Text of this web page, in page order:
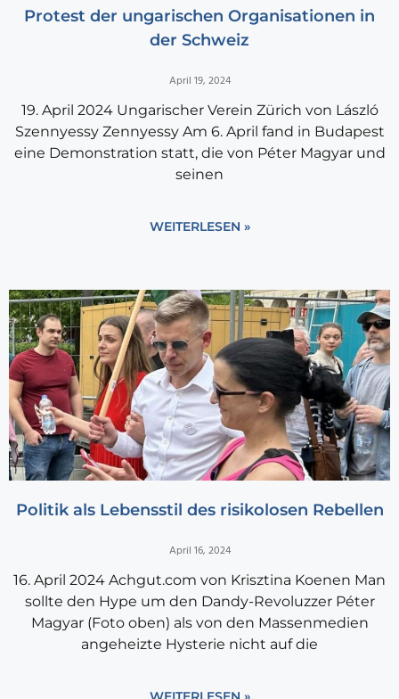
Protest der ungarischen Organisationen in
der Schweiz
April 19, 2024
19. April 2024 Ungarischer Verein Zürich von László
Szennyessy Zennyessy Am 6. April fand in Budapest
eine Demonstration statt, die von Péter Magyar und
seinen
WEITERLESEN »
Politik als Lebensstil des risikolosen Rebellen
April 16, 2024
16. April 2024 Achgut.com von Krisztina Koenen Man
sollte den Hype um den Dandy-Revoluzzer Péter
Magyar (Foto oben) als von den Massenmedien
angeheizte Hysterie nicht auf die